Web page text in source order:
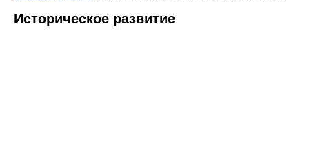
Историческое развитие